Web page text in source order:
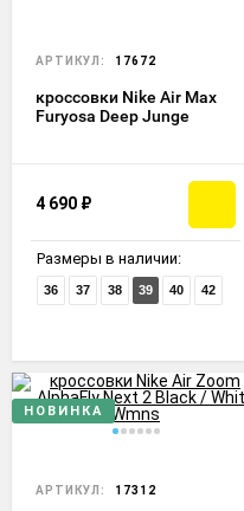
АРТИКУЛ: 17672
кроссовки Nike Air Max
Furyosa Deep Junge
4 690 ₽
Размеры в наличии:
36 37 38 39 40 42
НОВИНКА
АРТИКУЛ: 17312